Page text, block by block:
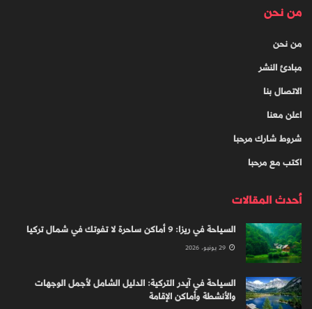
من نحن
من نحن
مبادئ النشر
الاتصال بنا
اعلن معنا
شروط شارك مرحبا
اكتب مع مرحبا
أحدث المقالات
السياحة في ريزا: 9 أماكن ساحرة لا تفوتك في شمال تركيا
السياحة في آيدر التركية: الدليل الشامل لأجمل الوجهات
والأنشطة وأماكن الإقامة